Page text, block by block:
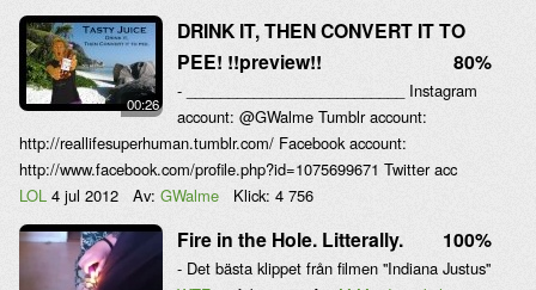
00:26
DRINK IT, THEN CONVERT IT TO
PEE! !!preview!!
80%
- __________________________ Instagram
account: @GWalme Tumblr account:
http://reallifesuperhuman.tumblr.com/ Facebook account:
http://www.facebook.com/profile.php?id=1075699671 Twitter acc
LOL 4 jul 2012 Av: GWalme Klick: 4 756
Fire in the Hole. Litterally. 100%
- Det bästa klippet från filmen ''Indiana Justus''